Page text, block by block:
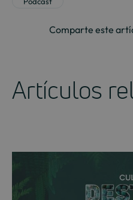
Comparte este
Artículos